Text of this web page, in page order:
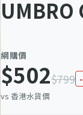
網購價
$502$799
vs 香港水貨價